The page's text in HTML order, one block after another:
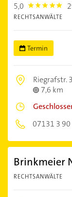
5,0 5.0
RECHTSANWÄLTE
Termin
Riegrafstr.
7,6 km
07131 3
Brinkmeier
RECHTSANWÄLTE